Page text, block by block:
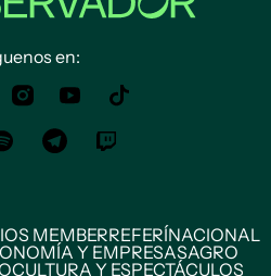
en:
MEMBERREFERÍNACIONAL
Y EMPRESASAGRO
CULTURA Y ESPECTÁCULOS